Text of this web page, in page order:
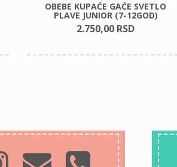
OBEBE KUPAĆE GAĆE SVETLO
PLAVE JUNIOR (7-12GOD)
2.750,00 RSD